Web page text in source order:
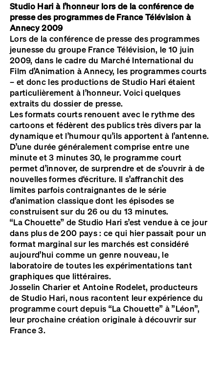
Studio Hari à l’honneur lors de la conférence de
presse des programmes de France Télévision à
Annecy 2009
Lors de la conférence de presse des programmes
jeunesse du groupe France Télévision, le 10 juin
2009, dans le cadre du Marché International du
Film d’Animation à Annecy, les programmes courts
– et donc les productions de Studio Hari étaient
particulièrement à l’honneur. Voici quelques
extraits du dossier de presse.
Les formats courts renouent avec le rythme des
cartoons et fédèrent des publics très divers par la
dynamique et l’humour qu’ils apportent à l’antenne.
D’une durée généralement comprise entre une
minute et 3 minutes 30, le programme court
permet d’innover, de surprendre et de s’ouvrir à de
nouvelles formes d‘écriture. Il s’affranchit des
limites parfois contraignantes de le série
d’animation classique dont les épisodes se
construisent sur du 26 ou du 13 minutes.
“La Chouette” de Studio Hari s’est vendue à ce jour
dans plus de 200 pays : ce qui hier passait pour un
format marginal sur les marchés est considéré
aujourd’hui comme un genre nouveau, le
laboratoire de toutes les expérimentations tant
graphiques que littéraires.
Josselin Charier et Antoine Rodelet, producteurs
de Studio Hari, nous racontent leur expérience du
programme court depuis “La Chouette” à ”Léon”,
leur prochaine création originale à découvrir sur
France 3.